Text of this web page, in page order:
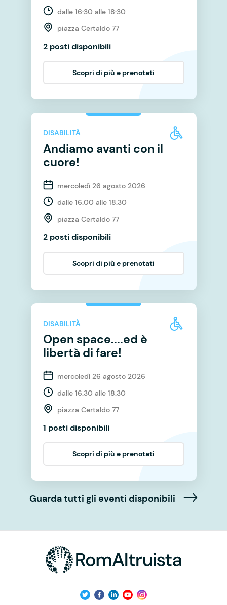
dalle 16:30 alle 18:30
piazza Certaldo 77
2 posti disponibili
Scopri di più e prenotati
DISABILITÀ
Andiamo avanti con il
cuore!
mercoledì 26 agosto 2026
dalle 16:00 alle 18:30
piazza Certaldo 77
2 posti disponibili
Scopri di più e prenotati
DISABILITÀ
Open space....ed è
libertà di fare!
mercoledì 26 agosto 2026
dalle 16:30 alle 18:30
piazza Certaldo 77
1 posti disponibili
Scopri di più e prenotati
Guarda tutti gli eventi disponibili